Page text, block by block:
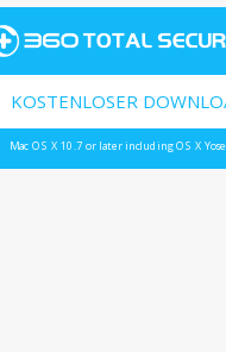
KOSTENLOSER
Mac OS X 10.7 or later including OS X